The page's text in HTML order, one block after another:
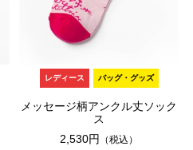
レディース バッグ・グッズ
メッセージ柄アンクル丈ソック
ス
2,530円 （税込）